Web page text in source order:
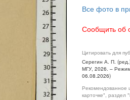
Все фото в
Сообщить об
Цитировать для
Серегин А. П.
МГУ, 2026. –
06.08.2026)
Рекомендованное
карточке", раздел